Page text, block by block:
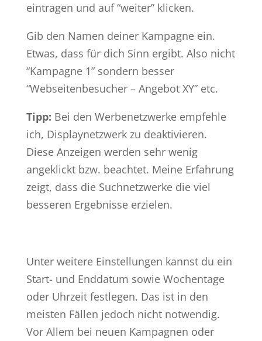
eintragen und auf “weiter” klicken.
Gib den Namen deiner Kampagne ein.
Etwas, dass für dich Sinn ergibt. Also nicht
“Kampagne 1” sondern besser
“Webseitenbesucher – Angebot XY” etc.
Tipp: Bei den Werbenetzwerke empfehle
ich, Displaynetzwerk zu deaktivieren.
Diese Anzeigen werden sehr wenig
angeklickt bzw. beachtet. Meine Erfahrung
zeigt, dass die Suchnetzwerke die viel
besseren Ergebnisse erzielen.
Unter weitere Einstellungen kannst du ein
Start- und Enddatum sowie Wochentage
oder Uhrzeit festlegen. Das ist in den
meisten Fällen jedoch nicht notwendig.
Vor Allem bei neuen Kampagnen oder